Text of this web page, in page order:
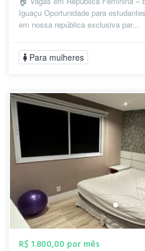
Iguaçu Oportunidade para
em nossa república exclusiva par...
Para mulheres
R$ 1.800,00 por mês